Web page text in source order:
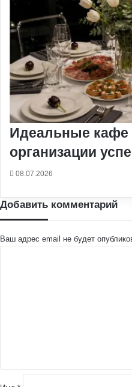
Идеальные кафе
организации
08.07.2026
Добавить комментарий
Ваш адрес email не будет
и
й